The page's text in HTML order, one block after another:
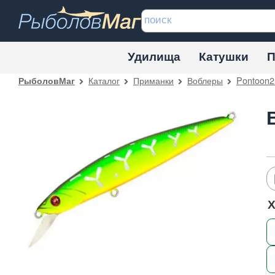
Удилища Катушки
РыболовМаг Каталог Приманки Воблеры